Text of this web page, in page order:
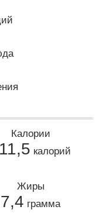
Калории
калорий
Жиры
7,4 грамма